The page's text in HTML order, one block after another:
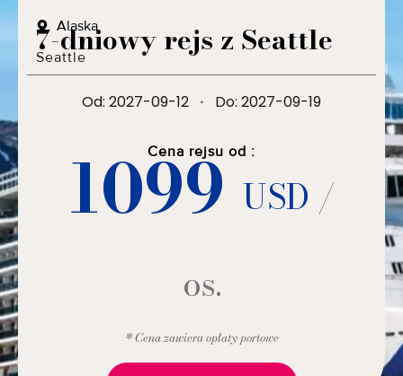
Alaska
7-dniowy rejs z Seattle
Seattle
Od: 2027-09-12 · Do: 2027-09-19
Cena rejsu od :
1099USD /
os.
* Cena zawiera opłaty portowe